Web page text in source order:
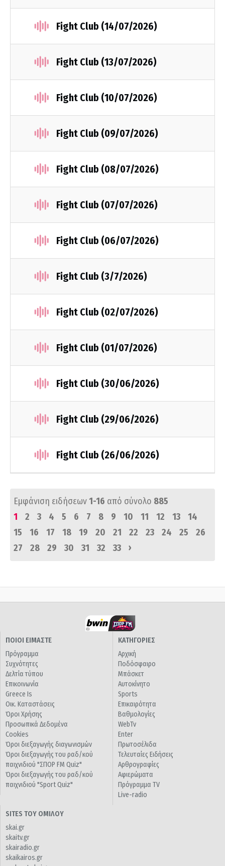
Fight Club (14/07/2026)
Fight Club (13/07/2026)
Fight Club (10/07/2026)
Fight Club (09/07/2026)
Fight Club (08/07/2026)
Fight Club (07/07/2026)
Fight Club (06/07/2026)
Fight Club (3/7/2026)
Fight Club (02/07/2026)
Fight Club (01/07/2026)
Fight Club (30/06/2026)
Fight Club (29/06/2026)
Fight Club (26/06/2026)
Εμφάνιση ειδήσεων1-16 από σύνολο 885
1
2 3 4 5 6 7 8 9 10 11 12 13
14
15
16 17 18 19 20 21 22 23 24 25
26
27
28 29 30 31 32 33 ›
ΠΟΙΟΙ ΕΙΜΑΣΤΕ
Πρόγραμμα
Συχνότητες
Δελτία τύπου
Επικοινωνία
Greece Is
Οικ. Καταστάσεις
Όροι Χρήσης
Προσωπικά Δεδομένα
Cookies
Όροι διεξαγωγής διαγωνισμών
Όροι διεξαγωγής του ραδ/κού
παιχνιδιού "ΣΠΟΡ FM Quiz"
Όροι διεξαγωγής του ραδ/κού
παιχνιδιού "Sport Quiz"
ΚΑΤΗΓΟΡΙΕΣ
Αρχική
Ποδόσφαιρο
Μπάσκετ
Αυτοκίνητο
Sports
Επικαιρότητα
Βαθμολογίες
WebTv
Enter
Πρωτοσέλιδα
Τελευταίες Ειδήσεις
Αρθρογραφίες
Αφιερώματα
Πρόγραμμα TV
Live-radio
SITES ΤΟΥ ΟΜΙΛΟΥ
skai.gr
skaitv.gr
skairadio.gr
skaikairos.gr